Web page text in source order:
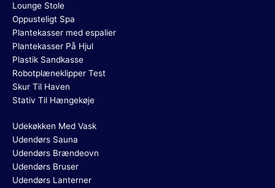
Lounge Stole
Oppusteligt Spa
Plantekasser med espalier
Plantekasser På Hjul
Plastik Sandkasse
Robotplæneklipper Test
Skur Til Haven
Stativ Til Hængekøje
Udekøkken Med Vask
Udendørs Sauna
Udendørs Brændeovn
Udendørs Bruser
Udendørs Lanterner